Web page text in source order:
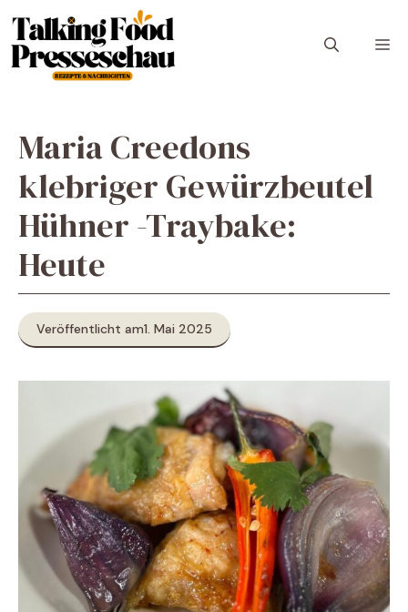
Inhalt
springen
Maria Creedons
klebriger Gewürzbeutel
Hühner -Traybake:
Heute
Veröffentlicht am1. Mai 2025